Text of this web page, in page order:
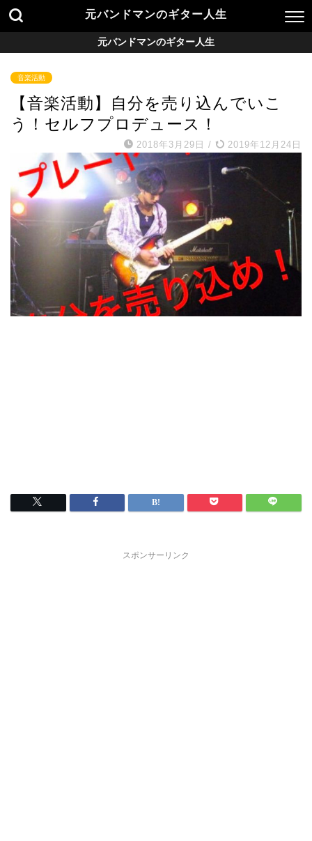
元バンドマンのギター人生
元バンドマンのギター人生
音楽活動
【音楽活動】自分を売り込んでいこ
う！セルフプロデュース！
2018年3月29日 / 2019年12月24日
スポンサーリンク